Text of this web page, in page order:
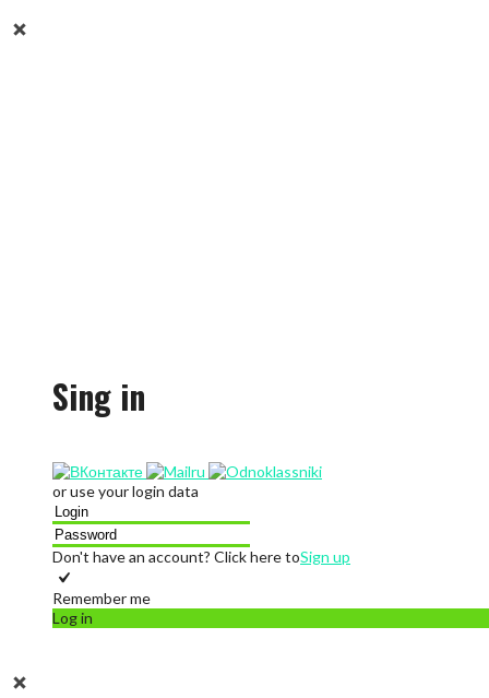
Sing in
or use your login data
Don't have an account? Click here toSign up
Remember me
Log in